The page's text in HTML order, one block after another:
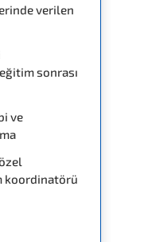
verilen
sonrası
ve
koordinatörü